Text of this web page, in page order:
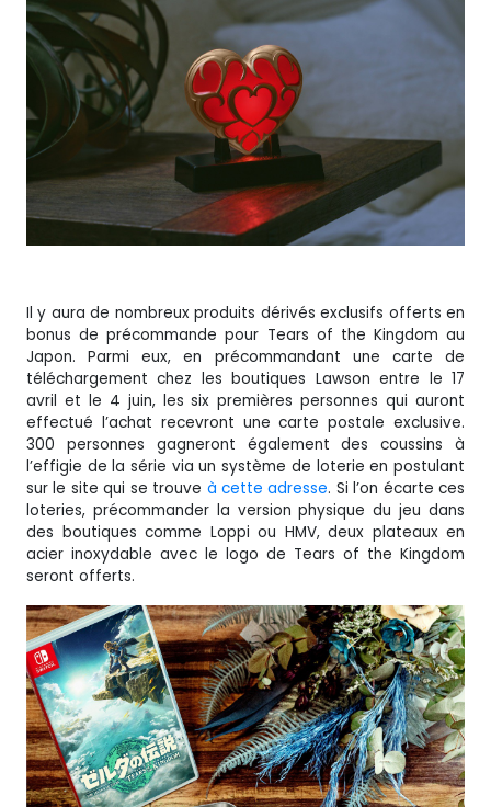
Il y aura de nombreux produits dérivés exclusifs offerts en
bonus de précommande pour Tears of the Kingdom au
Japon. Parmi eux, en précommandant une carte de
téléchargement chez les boutiques Lawson entre le 17
avril et le 4 juin, les six premières personnes qui auront
effectué l’achat recevront une carte postale exclusive.
300 personnes gagneront également des coussins à
l’effigie de la série via un système de loterie en postulant
sur le site qui se trouve à cette adresse. Si l’on écarte ces
loteries, précommander la version physique du jeu dans
des boutiques comme Loppi ou HMV, deux plateaux en
acier inoxydable avec le logo de Tears of the Kingdom
seront offerts.